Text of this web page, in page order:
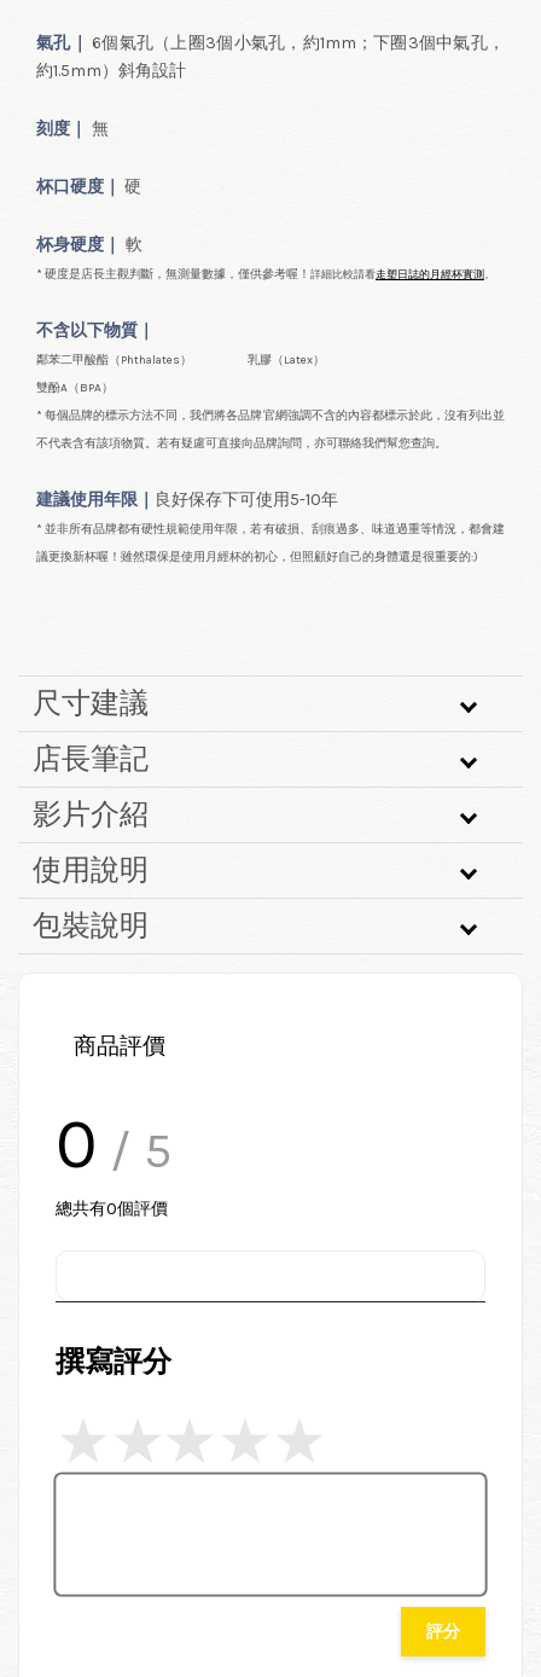
氣孔｜
6個氣孔（上圈3個小氣孔，約1mm；下圈3個中氣孔，
約1.5mm）斜角設計
刻度｜ 無
杯口硬度｜ 硬
杯身硬度｜ 軟
* 硬度是店長主觀判斷，無測量數據，僅供參考喔！ 詳細比較請看走塑日誌的月經杯實測 。
不含以下物質｜
鄰苯二甲酸酯（Phthalates） 乳膠（Latex）
雙酚A（BPA）
* 每個品牌的標示方法不同，我們將各品牌官網強調不含的內容都標示於此，沒有列出並
不代表含有該項物質。若有疑慮可直接向品牌詢問，亦可聯絡我們幫您查詢。
建議使用年限｜ 良好保存下可使用5-10年
* 並非所有品牌都有硬性規範使用年限，若有破損、刮痕過多、味道過重等情況，都會建
議更換新杯喔！雖然環保是使用月經杯的初心，但照顧好自己的身體還是很重要的:)
尺寸建議
店長筆記
影片介紹
使用說明
包裝說明
商品評價
0 / 5
總共有0個評價
撰寫評分
評分